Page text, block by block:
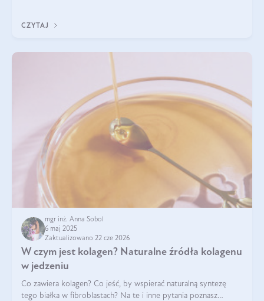
CZYTAJ
mgr inż. Anna Sobol
6 maj 2025
Zaktualizowano 22 cze 2026
W czym jest kolagen? Naturalne źródła kolagenu
w jedzeniu
Co zawiera kolagen? Co jeść, by wspierać naturalną syntezę
tego białka w fibroblastach? Na te i inne pytania poznasz